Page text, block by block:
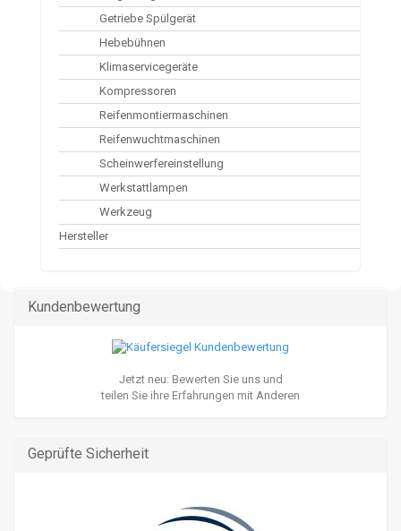
Getriebe Spülgerät
Hebebühnen
Klimaservicegeräte
Kompressoren
Reifenmontiermaschinen
Reifenwuchtmaschinen
Scheinwerfereinstellung
Werkstattlampen
Werkzeug
Hersteller
Kundenbewertung
Jetzt neu: Bewerten Sie uns und
teilen Sie ihre Erfahrungen mit Anderen
Geprüfte Sicherheit